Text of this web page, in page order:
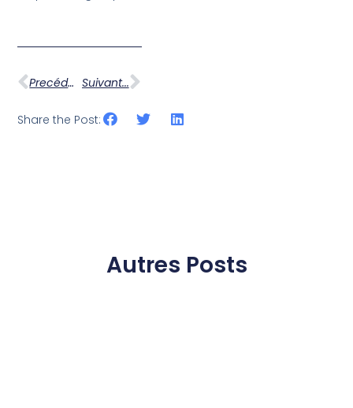
Precédent ... Suivant...
Share the Post:
Autres Posts